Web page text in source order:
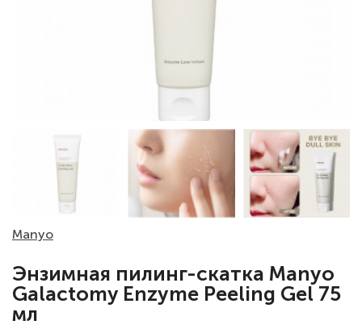
Manyo
Энзимная пилинг-скатка Manyo
Galactomy Enzyme Peeling Gel 75
мл